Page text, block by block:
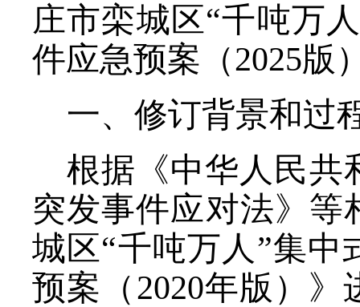
庄市栾城区“千吨万
件应急预案（2025版
一、 修订背景和过
根据《中华人民共
突发事件应对法》等
城区“千吨万人”集
预案（2020年版）